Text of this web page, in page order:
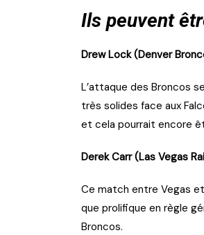
Ils peuvent
Drew Lock (Denver
L’attaque des Broncos
très solides face aux
et cela pourrait encore
Derek Carr (Las Vegas
Ce match entre Vegas
que prolifique en règle
Broncos.